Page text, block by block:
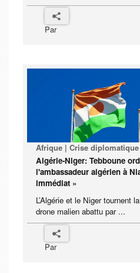
Par
Afrique | Crise diplomatique
Algérie-Niger: Tebboune
l'ambassadeur algérien à
immédiat »
L’Algérie et le Niger tournent
drone malien abattu par ...
Par